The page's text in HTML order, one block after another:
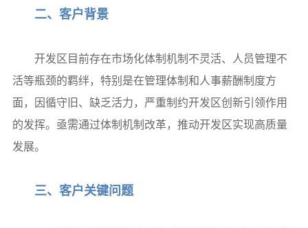
二、客户背景
开发区目前存在市场化体制机制不灵活、人员管理不
活等瓶颈的羁绊，特别是在管理体制和人事薪酬制度方
面，因循守旧、缺乏活力，严重制约开发区创新引领作用
的发挥。亟需通过体制机制改革，推动开发区实现高质量
发展。
三、客户关键问题